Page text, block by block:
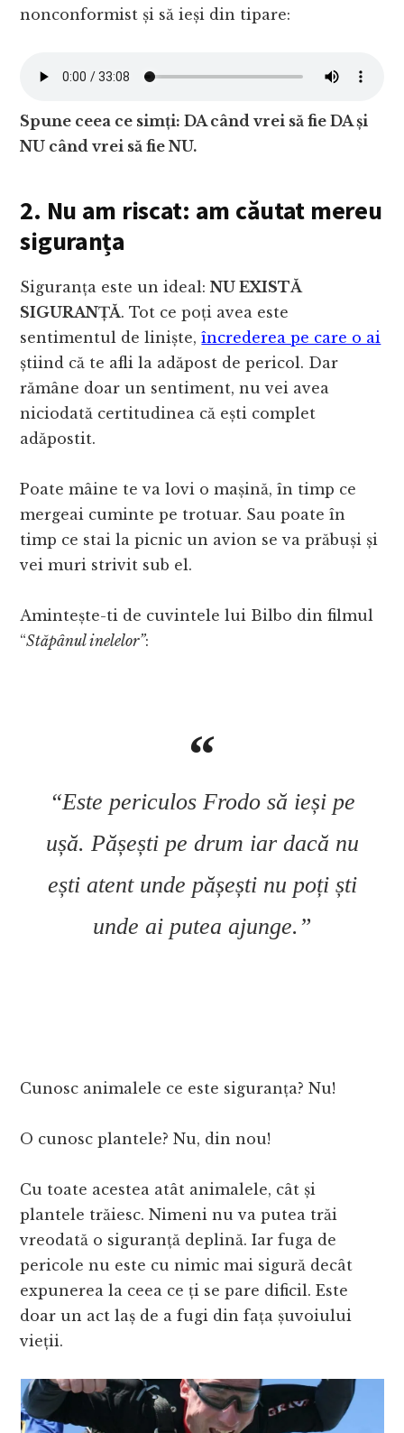
nonconformist și să ieși din tipare:
Spune ceea ce simți: DA când vrei să fie DA și
NU când vrei să fie NU.
2. Nu am riscat: am căutat mereu
siguranța
Siguranța este un ideal:NU EXISTĂ
SIGURANȚĂ. Tot ce poți avea este
sentimentul de liniște,încrederea pe care o ai
știind că te afli la adăpost de pericol. Dar
rămâne doar un sentiment, nu vei avea
niciodată certitudinea că ești complet
adăpostit.
Poate mâine te va lovi o mașină, în timp ce
mergeai cuminte pe trotuar. Sau poate în
timp ce stai la picnic un avion se va prăbuși și
vei muri strivit sub el.
Amintește-ti de cuvintele lui Bilbo din filmul
“Stăpânul inelelor”:
“Este periculos Frodo să ieși pe
ușă. Pășești pe drum iar dacă nu
ești atent unde pășești nu poți ști
unde ai putea ajunge.”
Cunosc animalele ce este siguranța? Nu!
O cunosc plantele? Nu, din nou!
Cu toate acestea atât animalele, cât și
plantele trăiesc. Nimeni nu va putea trăi
vreodată o siguranță deplină. Iar fuga de
pericole nu este cu nimic mai sigură decât
expunerea la ceea ce ți se pare dificil. Este
doar un act laș de a fugi din fața șuvoiului
vieții.